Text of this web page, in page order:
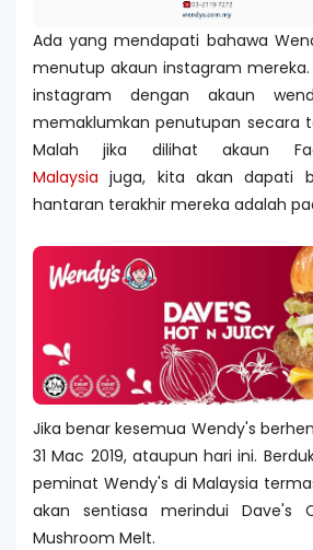
Ada yang mendapati bahawa
menutup akaun instagram
instagram dengan akaun
memaklumkan penutupan secara
Malah jika dilihat akaun
Malaysia juga, kita akan dapati
hantaran terakhir mereka adalah
Jika benar kesemua Wendy's
31 Mac 2019, ataupun hari ini.
peminat Wendy's di Malaysia
akan sentiasa merindui Dave's
Mushroom Melt.